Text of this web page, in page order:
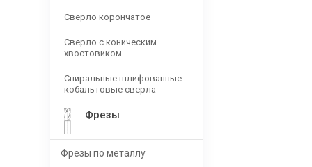
Сверло корончатое
Сверло с коническим
хвостовиком
Спиральные шлифованные
кобальтовые сверла
Фрезы
Фрезы по металлу